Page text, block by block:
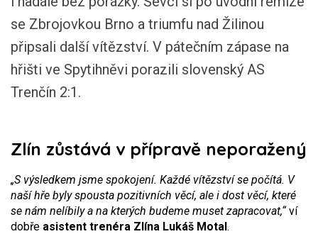
se Zbrojovkou Brno a triumfu nad Žilinou
připsali další vítězství. V pátečním zápase na
hřišti ve Spytihněvi porazili slovenský AS
Trenčín 2:1.
Zlín zůstává v přípravě neporažený
„S výsledkem jsme spokojení. Každé vítězství se počítá. V
naší hře byly spousta pozitivních věcí, ale i dost věcí, které
se nám nelíbily a na kterých budeme muset zapracovat,“ví
dobře asistent trenéra Zlína Lukáš Motal.